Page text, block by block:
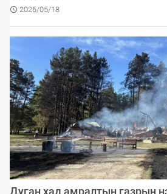
2026/05/18
Дуган хад амралтын газрын